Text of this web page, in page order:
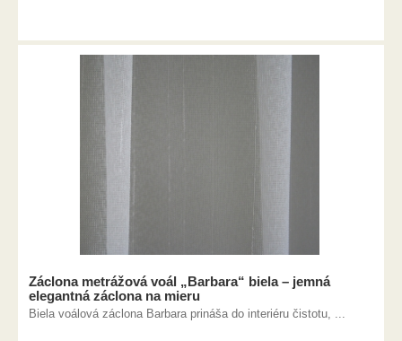
Záclona metrážová voál „Barbara“ biela – jemná
elegantná záclona na mieru
Biela voálová záclona Barbara prináša do interiéru čistotu, ...